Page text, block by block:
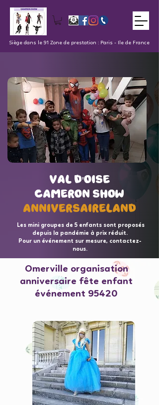
Siège dans le 91 Zone de prestation : Paris - Ile de France
val d'oise
Cameron Show
AnniversaireLand
val d'oise
Cameron Show
AnniversaireLand
Les mini groupes de 5 enfants sont proposés
depuis la pandémie à prix réduit.
Pour un événement sur mesure, contactez-
nous.
Omerville organisation
anniversaire fête enfant
événement 95420